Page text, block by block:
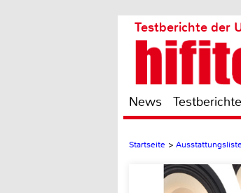
Testberichte der
News Testberichte
Startseite >